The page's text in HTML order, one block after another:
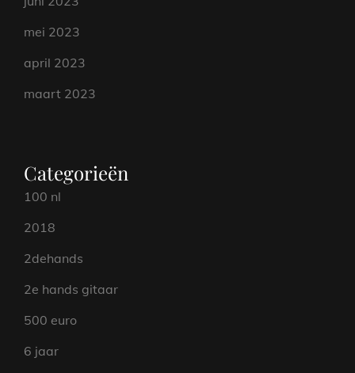
mei 2023
april 2023
maart 2023
Categorieën
100 nl
2018
2dehands
2e hands gitaar
500 euro
6 jaar